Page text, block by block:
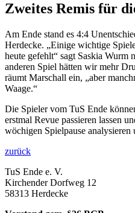
Zweites Remis für
Am Ende stand es 4:4
Herdecke. „Einige wichtige
heute gefehlt“ sagt Saskia Wurm
anderen Spiel hätten wir mehr
räumt Marschall ein, „aber
Waage.“
Die Spieler vom TuS Ende
erstmal Revue passieren lassen
wöchigen Spielpause analysieren
zurück
TuS Ende e. V.
Kirchender Dorfweg 12
58313 Herdecke